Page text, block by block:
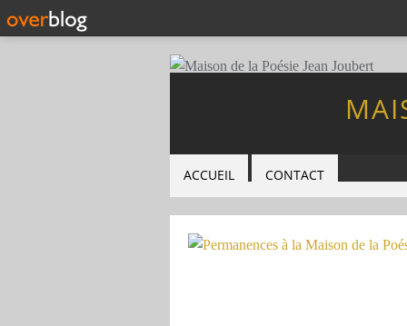
ACCUEIL CONTACT